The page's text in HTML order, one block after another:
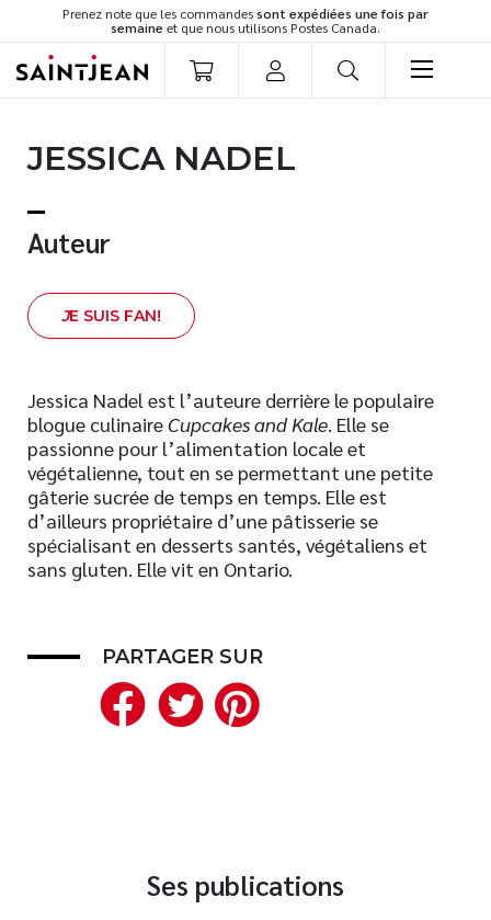
Prenez note que les commandessont expédiées une fois par
semaine et que nous utilisons Postes Canada.
Romans
Développement personnel
Spiritualité
Famille
Témoignages
Vie pratique
Finances
Nouveautés
Numérique
Livres audio
Page vedette
AUTEURS
JESSICA NADEL
Auteur
JE SUIS FAN!
Jessica Nadel est l’auteure derrière le populaire
blogue culinaireCupcakes and Kale. Elle se
passionne pour l’alimentation locale et
végétalienne, tout en se permettant une petite
gâterie sucrée de temps en temps. Elle est
d’ailleurs propriétaire d’une pâtisserie se
spécialisant en desserts santés, végétaliens et
sans gluten. Elle vit en Ontario.
PARTAGER SUR
Facebook
Twitter
Ses publications